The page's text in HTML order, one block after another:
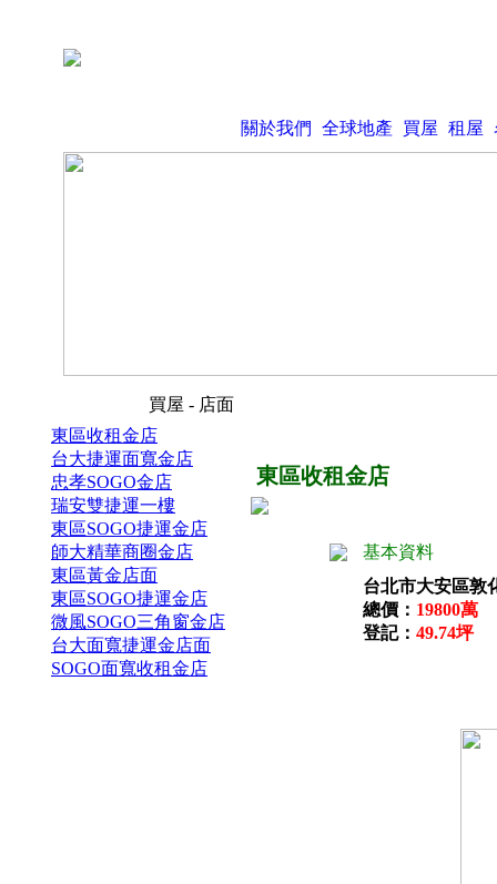
關於我們 全球地產 買屋 租屋
買屋 - 店面
東區收租金店
台大捷運面寬金店
忠孝SOGO金店
瑞安雙捷運一樓
東區SOGO捷運金店
師大精華商圈金店
東區黃金店面
東區SOGO捷運金店
微風SOGO三角窗金店
台大面寬捷運金店面
SOGO面寬收租金店
東區收租金店
基本資料
台北市大安區敦
總價： 19800萬
登記： 49.74坪